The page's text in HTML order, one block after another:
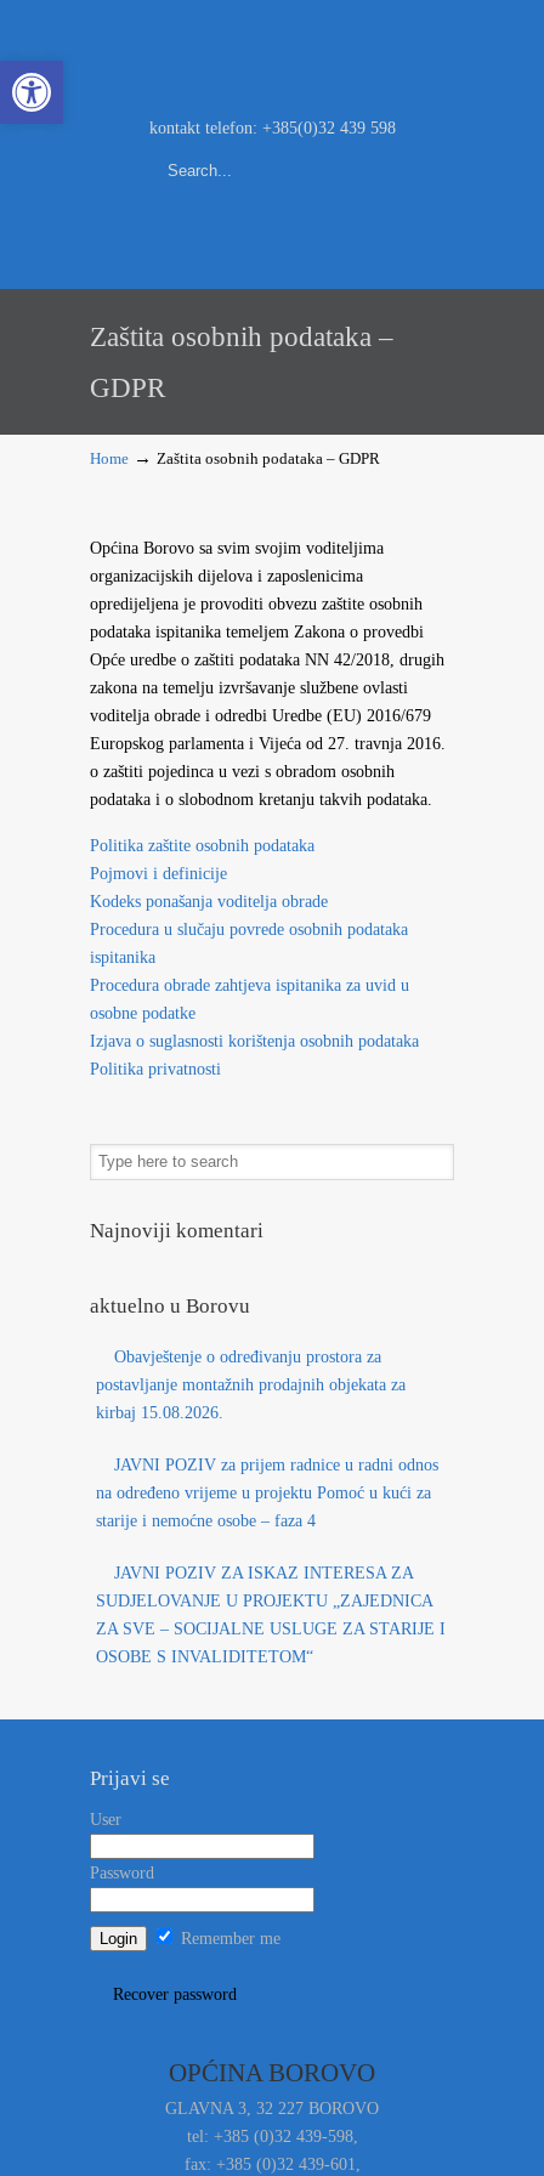
Open toolbar
kontakt telefon: +385(0)32 439 598
Zaštita osobnih podataka –
GDPR
Home → Zaštita osobnih podataka – GDPR
Općina Borovo sa svim svojim voditeljima
organizacijskih dijelova i zaposlenicima
opredijeljena je provoditi obvezu zaštite osobnih
podataka ispitanika temeljem Zakona o provedbi
Opće uredbe o zaštiti podataka NN 42/2018, drugih
zakona na temelju izvršavanje službene ovlasti
voditelja obrade i odredbi Uredbe (EU) 2016/679
Europskog parlamenta i Vijeća od 27. travnja 2016.
o zaštiti pojedinca u vezi s obradom osobnih
podataka i o slobodnom kretanju takvih podataka.
Politika zaštite osobnih podataka
Pojmovi i definicije
Kodeks ponašanja voditelja obrade
Procedura u slučaju povrede osobnih podataka
ispitanika
Procedura obrade zahtjeva ispitanika za uvid u
osobne podatke
Izjava o suglasnosti korištenja osobnih podataka
Politika privatnosti
Najnoviji komentari
aktuelno u Borovu
Obavještenje o određivanju prostora za
postavljanje montažnih prodajnih objekata za
kirbaj 15.08.2026.
JAVNI POZIV za prijem radnice u radni odnos
na određeno vrijeme u projektu Pomoć u kući za
starije i nemoćne osobe – faza 4
JAVNI POZIV ZA ISKAZ INTERESA ZA
SUDJELOVANJE U PROJEKTU „ZAJEDNICA
ZA SVE – SOCIJALNE USLUGE ZA STARIJE I
OSOBE S INVALIDITETOM“
Prijavi se
User
Password
Remember me
Recover password
OPĆINA BOROVO
GLAVNA 3, 32 227 BOROVO
tel: +385 (0)32 439-598,
fax: +385 (0)32 439-601,